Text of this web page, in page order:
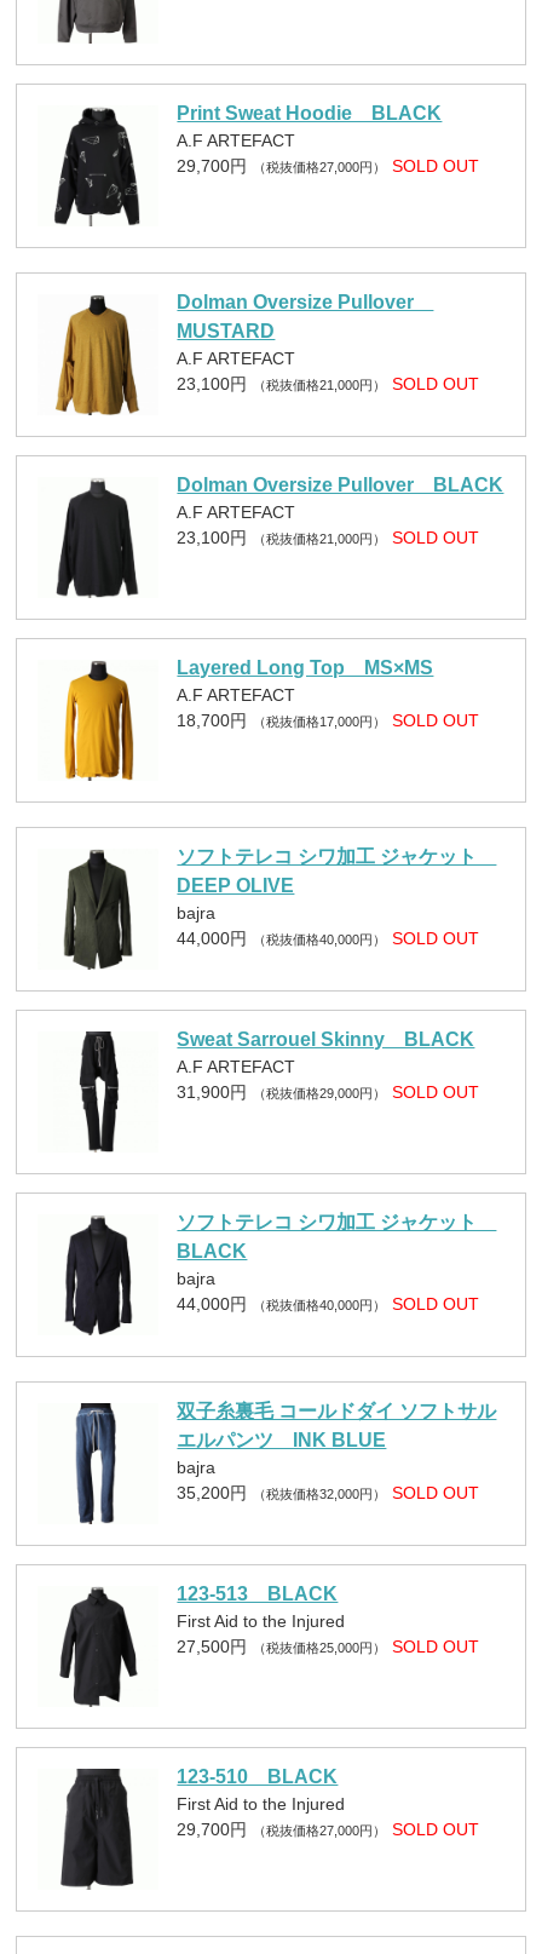
Print Sweat Hoodie BLACK
A.F ARTEFACT
29,700円
（税抜価格27,000円） SOLD OUT
Dolman Oversize Pullover
MUSTARD
A.F ARTEFACT
23,100円
（税抜価格21,000円） SOLD OUT
Dolman Oversize Pullover BLACK
A.F ARTEFACT
23,100円
（税抜価格21,000円） SOLD OUT
Layered Long Top MS×MS
A.F ARTEFACT
18,700円
（税抜価格17,000円） SOLD OUT
ソフトテレコ シワ加工 ジャケット
DEEP OLIVE
bajra
44,000円
（税抜価格40,000円） SOLD OUT
Sweat Sarrouel Skinny BLACK
A.F ARTEFACT
31,900円
（税抜価格29,000円） SOLD OUT
ソフトテレコ シワ加工 ジャケット
BLACK
bajra
44,000円
（税抜価格40,000円） SOLD OUT
双子糸裏毛 コールドダイ ソフトサル
エルパンツ INK BLUE
bajra
35,200円
（税抜価格32,000円） SOLD OUT
123-513 BLACK
First Aid to the Injured
27,500円
（税抜価格25,000円） SOLD OUT
123-510 BLACK
First Aid to the Injured
29,700円
（税抜価格27,000円） SOLD OUT